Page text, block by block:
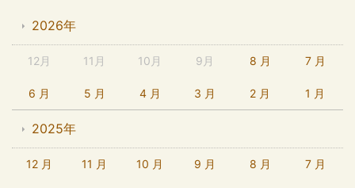
2026年
12月 11月 10月 9月 8 月 7 月
6 月 5 月 4 月 3 月 2 月 1 月
2025年
12 月 11 月 10 月 9 月 8 月 7 月